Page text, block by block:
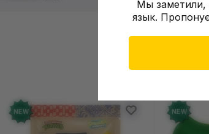
Мы заметили,
язык.
Отзывов о товаре
Добавьте отзыв и получите 50 грн